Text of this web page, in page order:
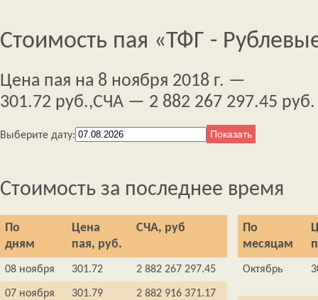
Стоимость пая «ТФГ -
Цена пая на 8 ноября 2018 г. —
301.72 руб.,СЧА — 2 882 267 297.45 руб.
Выберите дату:
Стоимость за последнее время
По
дням
Цена
пая, руб.
СЧА, руб
08 ноября 301.72 2 882 267 297.45
07 ноября 301.79 2 882 916 371.17
По
месяцам
Октябрь